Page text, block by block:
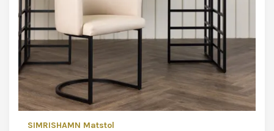
SIMRISHAMN Matstol